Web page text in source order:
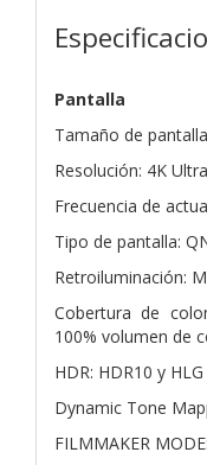
Pantalla
Tamaño de
Resolución: 4K
Frecuencia de
Tipo de pantalla:
Retroiluminación:
Cobertura de
100% volumen de
HDR: HDR10 y HLG
Dynamic Tone
FILMMAKER